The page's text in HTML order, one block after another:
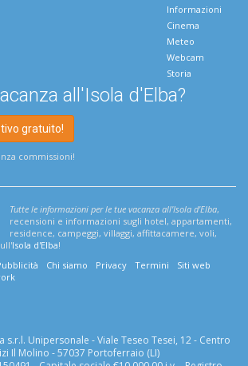
Informazioni
Cinema
Meteo
Webcam
Storia
all'Isola d'Elba?
gratuito!
commissioni!
Tutte le informazioni per le tue vacanza all'Isola d'Elba,
recensioni e informazioni sugli hotel, appartamenti,
residence, campeggi, villaggi, affittacamere, voli,
Isola d'Elba!
Chi siamo Privacy Termini
Siti web
s.r.l. Unipersonale - Viale Teseo Tesei, 12 - Centro
Il Molino - 57037 Portoferraio (LI)